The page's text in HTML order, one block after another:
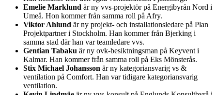
Emelie Marklund är ny vvs-projektör på Energibyrån Nord i
Umeå. Hon kommer från samma roll på Afry.
Viktor Ahlund är ny projekt- och installationsledare på Plan
Projektpartner i Stockholm. Han kommer från Bjerking i
samma stad där han var teamledare vvs.
Gentian Tabaku är ny ovk-besiktningsman på Keyvent i
Kalmar. Han kommer från samma roll på Eks Mönsterås.
Stix Michael Johansson är ny kategoriansvarig vs &
ventilation på Comfort. Han var tidigare kategoriansvarig
ventilation.